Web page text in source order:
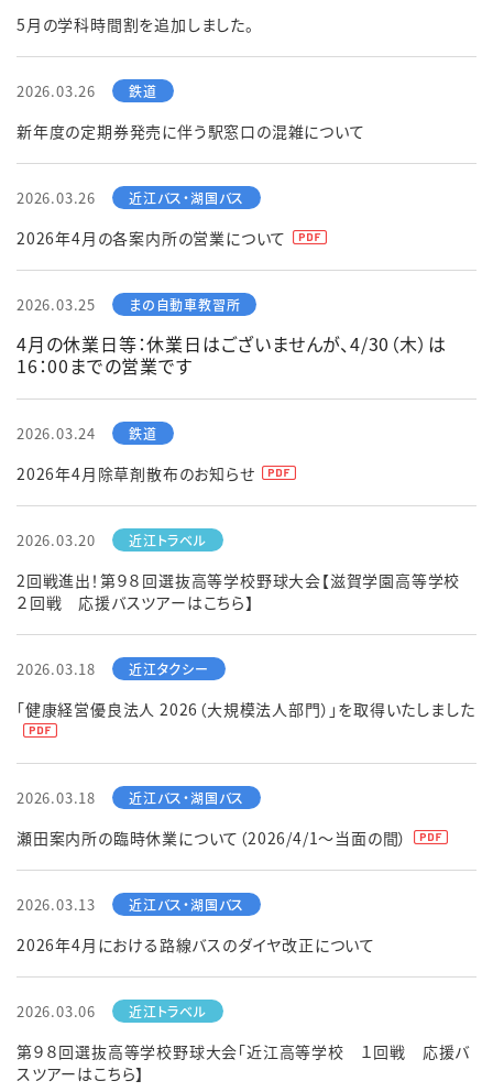
5月の学科時間割を追加しました。
2026.03.26
新年度の定期券発売に伴う駅窓口の混雑について
2026.03.26
2026年4月の各案内所の営業について
2026.03.25
4月の休業日等：休業日はございませんが、4/30（木）は
16：00までの営業です
2026.03.24
2026年4月除草剤散布のお知らせ
2026.03.20
2回戦進出！第９８回選抜高等学校野球大会【滋賀学園高等学校
２回戦 応援バスツアーはこちら】
2026.03.18
「健康経営優良法人 2026（大規模法人部門）」を取得いたしました
2026.03.18
瀬田案内所の臨時休業について（2026/4/1～当面の間）
2026.03.13
2026年4月における路線バスのダイヤ改正について
2026.03.06
第９８回選抜高等学校野球大会「近江高等学校 １回戦 応援バ
スツアーはこちら】